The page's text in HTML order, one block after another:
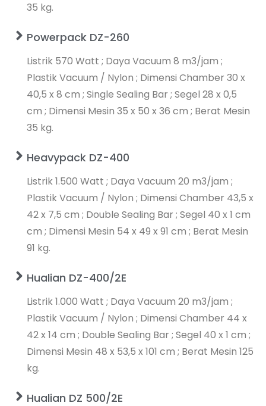
35 kg.
Powerpack DZ-260
Listrik 570 Watt ; Daya Vacuum 8 m3/jam ;
Plastik Vacuum / Nylon ; Dimensi Chamber 30 x
40,5 x 8 cm ; Single Sealing Bar ; Segel 28 x 0,5
cm ; Dimensi Mesin 35 x 50 x 36 cm ; Berat Mesin
35 kg.
Heavypack DZ-400
Listrik 1.500 Watt ; Daya Vacuum 20 m3/jam ;
Plastik Vacuum / Nylon ; Dimensi Chamber 43,5 x
42 x 7,5 cm ; Double Sealing Bar ; Segel 40 x 1 cm
cm ; Dimensi Mesin 54 x 49 x 91 cm ; Berat Mesin
91 kg.
Hualian DZ-400/2E
Listrik 1.000 Watt ; Daya Vacuum 20 m3/jam ;
Plastik Vacuum / Nylon ; Dimensi Chamber 44 x
42 x 14 cm ; Double Sealing Bar ; Segel 40 x 1 cm ;
Dimensi Mesin 48 x 53,5 x 101 cm ; Berat Mesin 125
kg.
Hualian DZ 500/2E